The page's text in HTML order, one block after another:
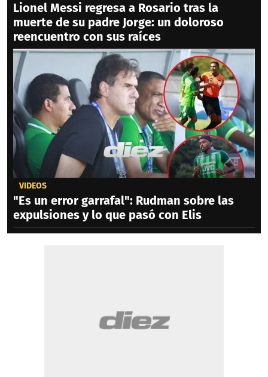
Lionel Messi regresa a Rosario tras la
muerte de su padre Jorge: un doloroso
reencuentro con sus raíces
VIDEOS
"Es un error garrafal": Rudman sobre las
expulsiones y lo que pasó con Elis